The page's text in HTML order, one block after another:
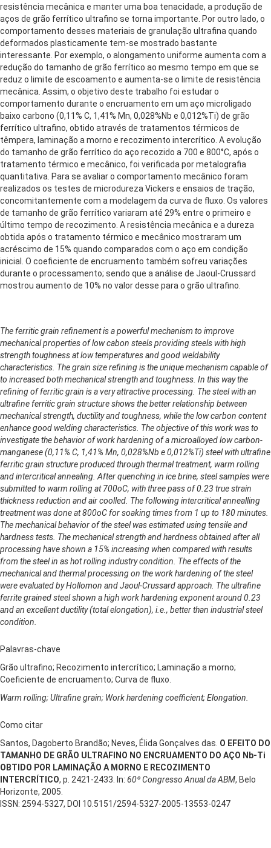
resistência mecânica e manter uma boa tenacidade, a produção de
aços de grão ferrítico ultrafino se torna importante. Por outro lado, o
comportamento desses materiais de granulação ultrafina quando
deformados plasticamente tem-se mostrado bastante
interessante. Por exemplo, o alongamento uniforme aumenta com a
redução do tamanho de grão ferrítico ao mesmo tempo em que se
reduz o limite de escoamento e aumenta-se o limite de resistência
mecânica. Assim, o objetivo deste trabalho foi estudar o
comportamento durante o encruamento em um aço microligado
baixo carbono (0,11% C, 1,41% Mn, 0,028%Nb e 0,012%Ti) de grão
ferrítico ultrafino, obtido através de tratamentos térmicos de
têmpera, laminação a morno e recozimento intercrítico. A evolução
do tamanho de grão ferrítico do aço recozido a 700 e 800°C, após o
tratamento térmico e mecânico, foi verificada por metalografia
quantitativa. Para se avaliar o comportamento mecânico foram
realizados os testes de microdureza Vickers e ensaios de tração,
concomitantemente com a modelagem da curva de fluxo. Os valores
de tamanho de grão ferrítico variaram até 29% entre o primeiro e
último tempo de recozimento. A resistência mecânica e a dureza
obtida após o tratamento térmico e mecânico mostraram um
acréscimo de 15% quando comparados com o aço em condição
inicial. O coeficiente de encruamento também sofreu variações
durante o processamento; sendo que a análise de Jaoul-Crussard
mostrou aumento de 10% no valor desse para o grão ultrafino.
The ferritic grain refinement is a powerful mechanism to improve
mechanical properties of low cabon steels providing steels with high
strength toughness at low temperatures and good weldability
characteristics. The grain size refining is the unique mechanism capable of
to increased both mechanical strength and toughness. In this way the
refining of ferritic grain is a very attractive processing. The steel with an
ultrafine ferritic grain structure shows the better relationship between
mechanical strength, ductility and toughness, while the low carbon content
enhance good welding characteristics. The objective of this work was to
investigate the behavior of work hardening of a microalloyed low carbon-
manganese (0,11% C, 1,41% Mn, 0,028%Nb e 0,012%Ti) steel with ultrafine
ferritic grain structure produced through thermal treatment, warm rolling
and intercritical annealing. After quenching in ice brine, steel samples were
submitted to warm rolling at 700oC, with three pass of 0.23 true strain
thickness reduction and air coolled. The following intercritical annealling
treatment was done at 800oC for soaking times from 1 up to 180 minutes.
The mechanical behavior of the steel was estimated using tensile and
hardness tests. The mechanical strength and hardness obtained after all
processing have shown a 15% increasing when compared with results
from the steel in as hot rolling industry condition. The effects of the
mechanical and thermal processing on the work hardening of the steel
were evaluated by Hollomon and Jaoul-Crussard approach. The ultrafine
ferrite grained steel shown a high work hardening exponent around 0.23
and an excellent ductility (total elongation), i.e., better than industrial steel
condition.
Palavras-chave
Grão ultrafino; Recozimento intercrítico; Laminação a morno;
Coeficiente de encruamento; Curva de fluxo.
Warm rolling; Ultrafine grain; Work hardening coefficient; Elongation.
Como citar
Santos, Dagoberto Brandão; Neves, Élida Gonçalves das. O EFEITO DO
TAMANHO DE GRÃO ULTRAFINO NO ENCRUAMENTO DO AÇO Nb-Ti
OBTIDO POR LAMINAÇÃO A MORNO E RECOZIMENTO
INTERCRÍTICO, p. 2421-2433. In: 60º Congresso Anual da ABM, Belo
Horizonte, 2005.
ISSN: 2594-5327, DOI 10.5151/2594-5327-2005-13553-0247